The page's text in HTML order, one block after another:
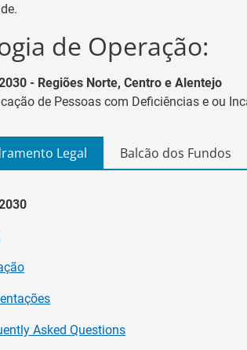
de Operação:
- Regiões Norte, Centro e Alentejo
de Pessoas com Deficiências e ou
Legal Balcão dos Fundos
Asked Questions